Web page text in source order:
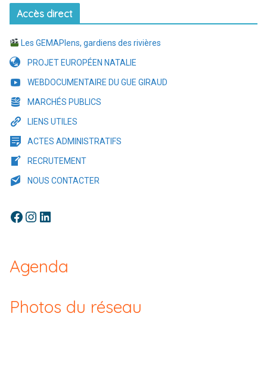
Accès direct
Les GEMAPIens, gardiens des rivières
PROJET EUROPÉEN NATALIE
WEBDOCUMENTAIRE DU GUE GIRAUD
MARCHÉS PUBLICS
LIENS UTILES
ACTES ADMINISTRATIFS
RECRUTEMENT
NOUS CONTACTER
Facebook Instagram LinkedIn
Agenda
Photos du réseau